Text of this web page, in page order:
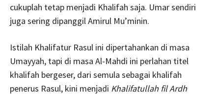
cukuplah tetap menjadi Khalifah saja. Umar sendiri
juga sering dipanggil Amirul Mu’minin.
Istilah Khalifatur Rasul ini dipertahankan di masa
Umayyah, tapi di masa Al-Mahdi ini perlahan titel
khalifah bergeser, dari semula sebagai khalifah
penerus Rasul, kini menjadi Khalifatullah fil Ardh